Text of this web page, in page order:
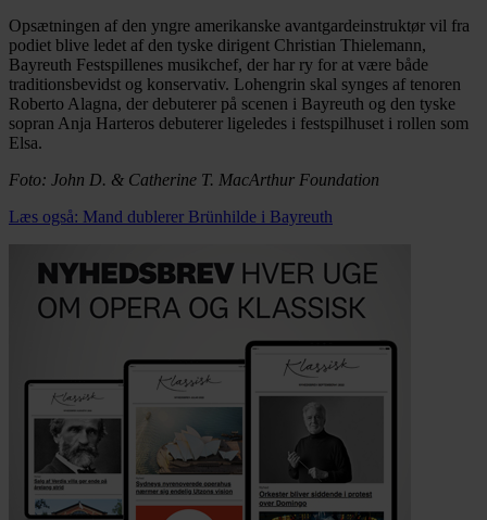
Opsætningen af den yngre amerikanske avantgardeinstruktør vil fra
podiet blive ledet af den tyske dirigent Christian Thielemann,
Bayreuth Festspillenes musikchef, der har ry for at være både
traditionsbevidst og konservativ. Lohengrin skal synges af tenoren
Roberto Alagna, der debuterer på scenen i Bayreuth og den tyske
sopran Anja Harteros debuterer ligeledes i festspilhuset i rollen som
Elsa.
Foto: John D. & Catherine T. MacArthur Foundation
Læs også: Mand dublerer Brünhilde i Bayreuth